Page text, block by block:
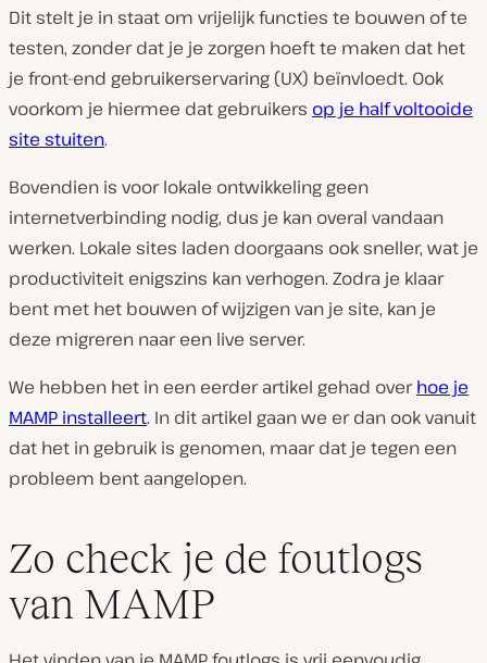
Dit stelt je in staat om vrijelijk functies te bouwen of te
testen, zonder dat je je zorgen hoeft te maken dat het
je front-end gebruikerservaring (UX) beïnvloedt. Ook
voorkom je hiermee dat gebruikers op je half voltooide
site stuiten.
Bovendien is voor lokale ontwikkeling geen
internetverbinding nodig, dus je kan overal vandaan
werken. Lokale sites laden doorgaans ook sneller, wat je
productiviteit enigszins kan verhogen. Zodra je klaar
bent met het bouwen of wijzigen van je site, kan je
deze migreren naar een live server.
We hebben het in een eerder artikel gehad overhoe je
MAMP installeert. In dit artikel gaan we er dan ook vanuit
dat het in gebruik is genomen, maar dat je tegen een
probleem bent aangelopen.
Zo check je de foutlogs
van MAMP